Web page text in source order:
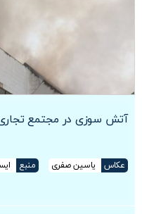
آتش سوزی در مجتمع تجاری
عکاس یاسین صفری منبع